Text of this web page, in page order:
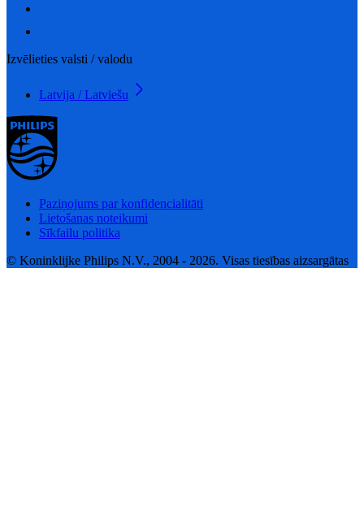
Izvēlieties valsti / valodu
Latvija / Latviešu
Paziņojums par konfidencialitāti
Lietošanas noteikumi
Sīkfailu politika
© Koninklijke Philips N.V., 2004 - 2026. Visas tiesības aizsargātas